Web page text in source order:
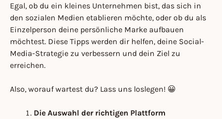
Egal, ob du ein kleines Unternehmen bist, das sich in
den sozialen Medien etablieren möchte, oder ob du als
Einzelperson deine persönliche Marke aufbauen
möchtest. Diese Tipps werden dir helfen, deine Social-
Media-Strategie zu verbessern und dein Ziel zu
erreichen.
Also, worauf wartest du? Lass uns loslegen! 😀
Die Auswahl der richtigen Plattform